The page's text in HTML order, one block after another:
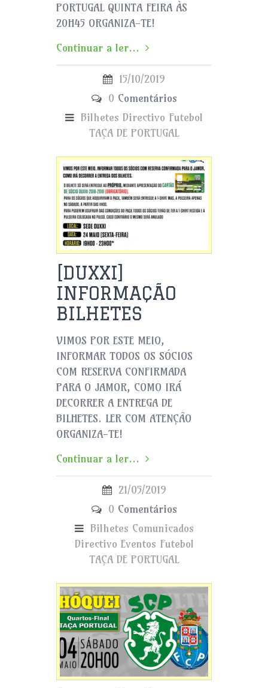
PORTUGAL QUINTA FEIRA ÀS
20H45 ORGANIZA-TE!
Continuar a ler...
15/10/2019
0 Comentários
Bilhetes Directivo Futebol
TAÇA DE PORTUGAL
[DUXXI]
INFORMAÇÃO
BILHETES
VIMOS POR ESTE MEIO,
INFORMAR TODOS OS SÓCIOS
COM RESERVA CONFIRMADA
PARA O JAMOR, COMO IRÁ
DECORRER A ENTREGA DE
BILHETES. LER COM ATENÇÃO
ORGANIZA-TE!
Continuar a ler...
21/05/2019
0 Comentários
Bilhetes Comunicados
Directivo Eventos Futebol
TAÇA DE PORTUGAL